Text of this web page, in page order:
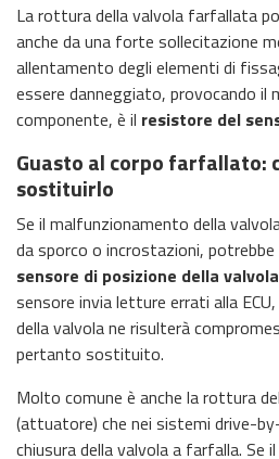
La rottura della valvola farfallata
anche da una forte sollecitazione
allentamento degli elementi di
essere danneggiato, provocando il
componente, è il resistore del
Guasto al corpo farfallato:
sostituirlo
Se il malfunzionamento della
da sporco o incrostazioni,
sensore di posizione della
sensore invia letture errati alla
della valvola ne risulterà
pertanto sostituito.
Molto comune è anche la rottura del
(attuatore) che nei sistemi drive-
chiusura della valvola a farfalla. Se